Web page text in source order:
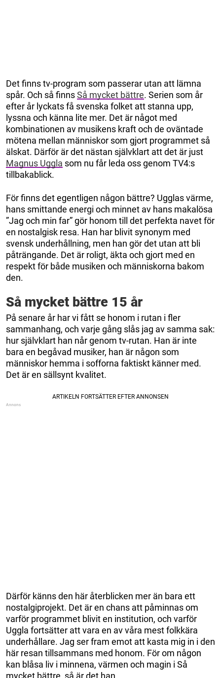
Det finns tv-program som passerar utan att lämna
spår. Och så finnsSå mycket bättre. Serien som år
efter år lyckats få svenska folket att stanna upp,
lyssna och känna lite mer. Det är något med
kombinationen av musikens kraft och de oväntade
mötena mellan människor som gjort programmet så
älskat. Därför är det nästan självklart att det är just
Magnus Uggla som nu får leda oss genom TV4:s
tillbakablick.
För finns det egentligen någon bättre? Ugglas värme,
hans smittande energi och minnet av hans makalösa
”Jag och min far” gör honom till det perfekta navet för
en nostalgisk resa. Han har blivit synonym med
svensk underhållning, men han gör det utan att bli
påträngande. Det är roligt, äkta och gjort med en
respekt för både musiken och människorna bakom
den.
Så mycket bättre 15 år
På senare år har vi fått se honom i rutan i fler
sammanhang, och varje gång slås jag av samma sak:
hur självklart han når genom tv-rutan. Han är inte
bara en begåvad musiker, han är någon som
människor hemma i sofforna faktiskt känner med.
Det är en sällsynt kvalitet.
Därför känns den här återblicken mer än bara ett
nostalgiprojekt. Det är en chans att påminnas om
varför programmet blivit en institution, och varför
Uggla fortsätter att vara en av våra mest folkkära
underhållare. Jag ser fram emot att kasta mig in i den
här resan tillsammans med honom. För om någon
kan blåsa liv i minnena, värmen och magin i Så
mycket bättre, så är det han.